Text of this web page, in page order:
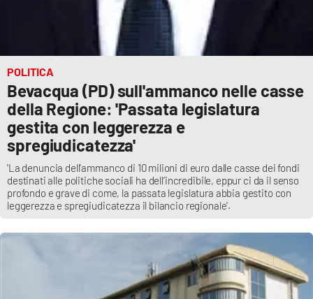
POLITICA
Bevacqua (PD) sull'ammanco nelle casse
della Regione: 'Passata legislatura
gestita con leggerezza e
spregiudicatezza'
'La denuncia dell’ammanco di 10 milioni di euro dalle casse dei fondi
destinati alle politiche sociali ha dell’incredibile, eppur ci da il senso
profondo e grave di come, la passata legislatura abbia gestito con
leggerezza e spregiudicatezza il bilancio regionale'.